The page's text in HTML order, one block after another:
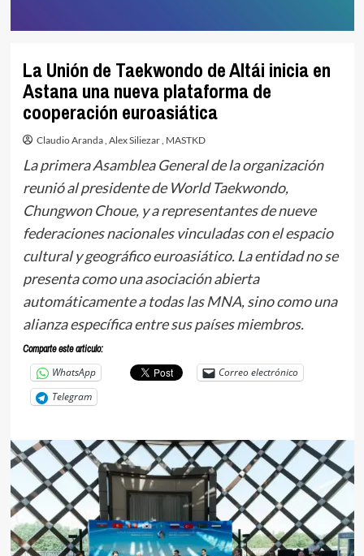
La Unión de Taekwondo de Altái inicia en
Astana una nueva plataforma de
cooperación euroasiática
Claudio Aranda Alex Siliezar MASTKD
La primera Asamblea General de la organización
reunió al presidente de World Taekwondo,
Chungwon Choue, y a representantes de nueve
federaciones nacionales vinculadas con el espacio
cultural y geográfico euroasiático. La entidad no se
presenta como una asociación abierta
automáticamente a todas las MNA, sino como una
alianza específica entre sus países miembros.
Comparte este articulo:
WhatsApp
Correo electrónico
Telegram